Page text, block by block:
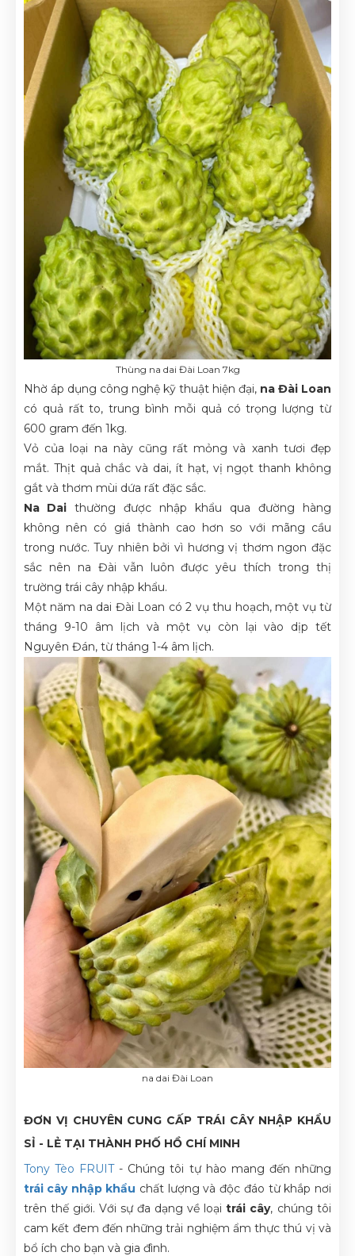
Thùng na dai Đài Loan 7kg
Nhờ áp dụng công nghệ kỹ thuật hiện đại, na Đài Loan
có quả rất to, trung bình mỗi quả có trọng lượng từ
600 gram đến 1kg.
Vỏ của loại na này cũng rất mỏng và xanh tươi đẹp
mắt. Thịt quả chắc và dai, ít hạt, vị ngọt thanh không
gắt và thơm mùi dứa rất đặc sắc.
Na Dai thường được nhập khẩu qua đường hàng
không nên có giá thành cao hơn so với mãng cầu
trong nước. Tuy nhiên bởi vì hương vị thơm ngon đặc
sắc nên na Đài vẫn luôn được yêu thích trong thị
trường trái cây nhập khẩu.
Một năm na dai Đài Loan có 2 vụ thu hoạch, một vụ từ
tháng 9-10 âm lịch và một vụ còn lại vào dịp tết
Nguyên Đán, từ tháng 1-4 âm lịch.
na dai Đài Loan
ĐƠN VỊ CHUYÊN CUNG CẤP TRÁI CÂY NHẬP KHẨU
SỈ - LẺ TẠI THÀNH PHỐ HỒ CHÍ MINH
Tony Tèo FRUIT- Chúng tôi tự hào mang đến những
trái cây nhập khẩu chất lượng và độc đáo từ khắp nơi
trên thế giới. Với sự đa dạng về loại trái cây, chúng tôi
cam kết đem đến những trải nghiệm ẩm thực thú vị và
bổ ích cho bạn và gia đình.